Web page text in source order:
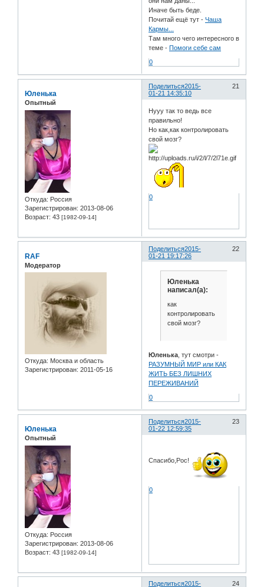
Иначе быть беде.
Почитай ещё тут -Чаша
Кармы...
Там много чего интересного в
теме - Помоги себе сам
0
Поделиться 21
2015-
01-21 14:35:10
Юленька
Опытный
Откуда: Россия
Зарегистрирован: 2013-08-06
Возраст: 43 [1982-09-14]
Нууу так то ведь все
правильно!
Но как,как контролировать
свой мозг?
0
Поделиться 22
2015-
01-21 19:17:26
RAF
Модератор
Откуда: Москва и область
Зарегистрирован: 2011-05-16
Юленька
написал(а):
как
контролировать
свой мозг?
Юленька , тут смотри -
РАЗУМНЫЙ МИР или КАК
ЖИТЬ БЕЗ ЛИШНИХ
ПЕРЕЖИВАНИЙ
0
Поделиться 23
2015-
01-22 12:59:35
Юленька
Опытный
Откуда: Россия
Зарегистрирован: 2013-08-06
Возраст: 43 [1982-09-14]
Спасибо,Рос!
0
Поделиться 24
2015-